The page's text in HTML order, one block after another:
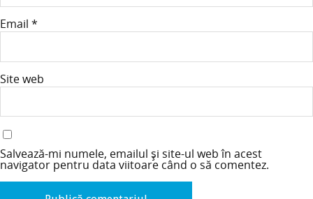
Email *
Site web
Salvează-mi numele, emailul și site-ul web în acest
navigator pentru data viitoare când o să comentez.